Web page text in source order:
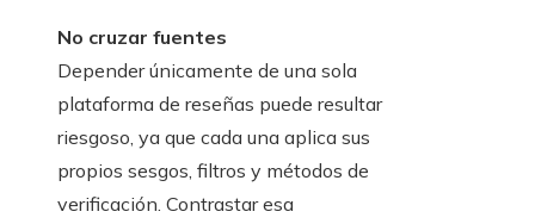
No cruzar fuentes
Depender únicamente de una sola
plataforma de reseñas puede resultar
riesgoso, ya que cada una aplica sus
propios sesgos, filtros y métodos de
verificación. Contrastar esa